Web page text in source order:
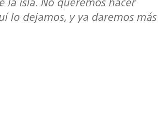
lo dejamos, y ya daremos más